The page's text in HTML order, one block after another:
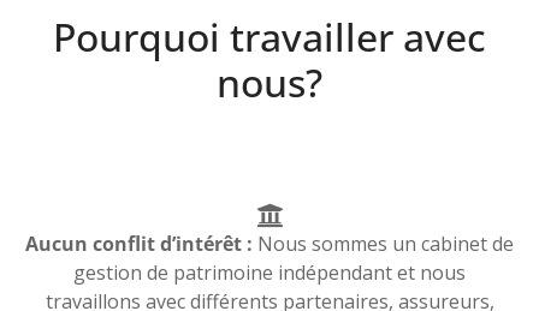
Pourquoi travailler avec
nous?
Aucun conflit d’intérêt : Nous sommes un cabinet de
gestion de patrimoine indépendant et nous
travaillons avec différents partenaires, assureurs,